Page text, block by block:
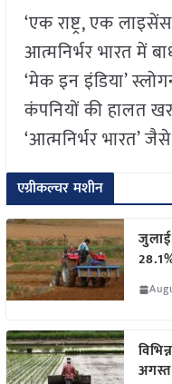
‘एक राष्ट्र, एक
आत्मनिर्भर भारत में
‘मेक इन इंडिया’
कंपनियों की हालत
‘आत्मनिर्भर भारत’ जैसे
एग्रीकल्चर मशीन
जुलाई